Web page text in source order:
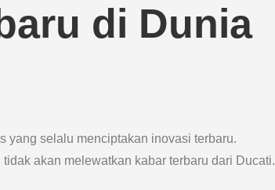
di Dunia
yang selalu menciptakan inovasi terbaru.
akan melewatkan kabar terbaru dari Ducati.